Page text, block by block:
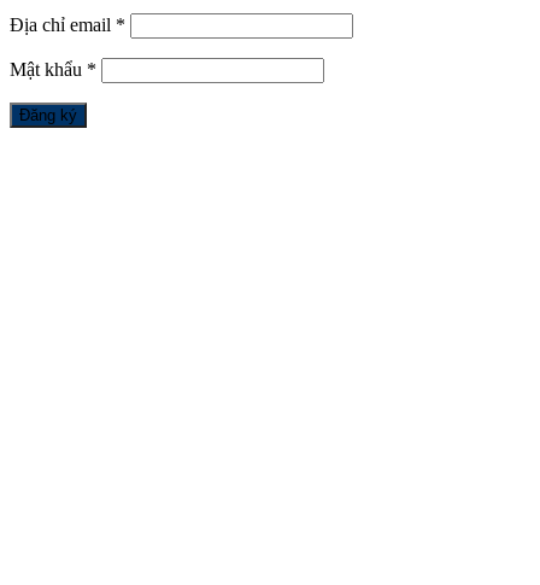
Địa chỉ email *
Mật khẩu *
Đăng ký